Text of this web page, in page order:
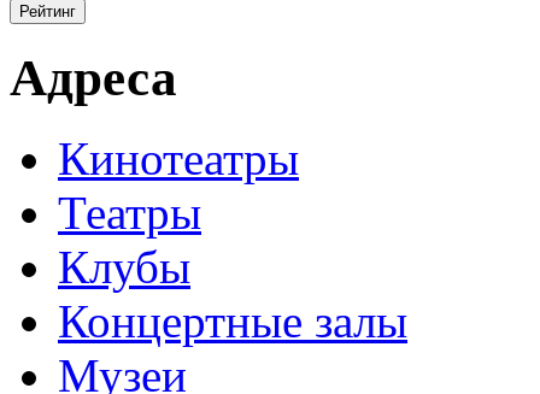
Адреса
Кинотеатры
Театры
Клубы
Концертные залы
Музеи